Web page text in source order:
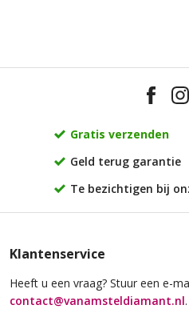
€ 500excl. BTW
Gratis verzenden
Geld terug garantie
Te bezichtigen bij
Klantenservice
Heeft u een vraag? Stuur een e-
contact@vanamsteldiamant.nl.